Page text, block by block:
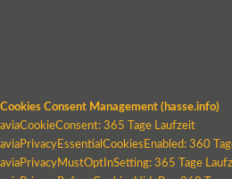
Cookies Consent Management (hasse.info)
aviaCookieConsent: 365 Tage Laufzeit
aviaPrivacyEssentialCookiesEnabled: 360
aviaPrivacyMustOptInSetting: 365 Tage